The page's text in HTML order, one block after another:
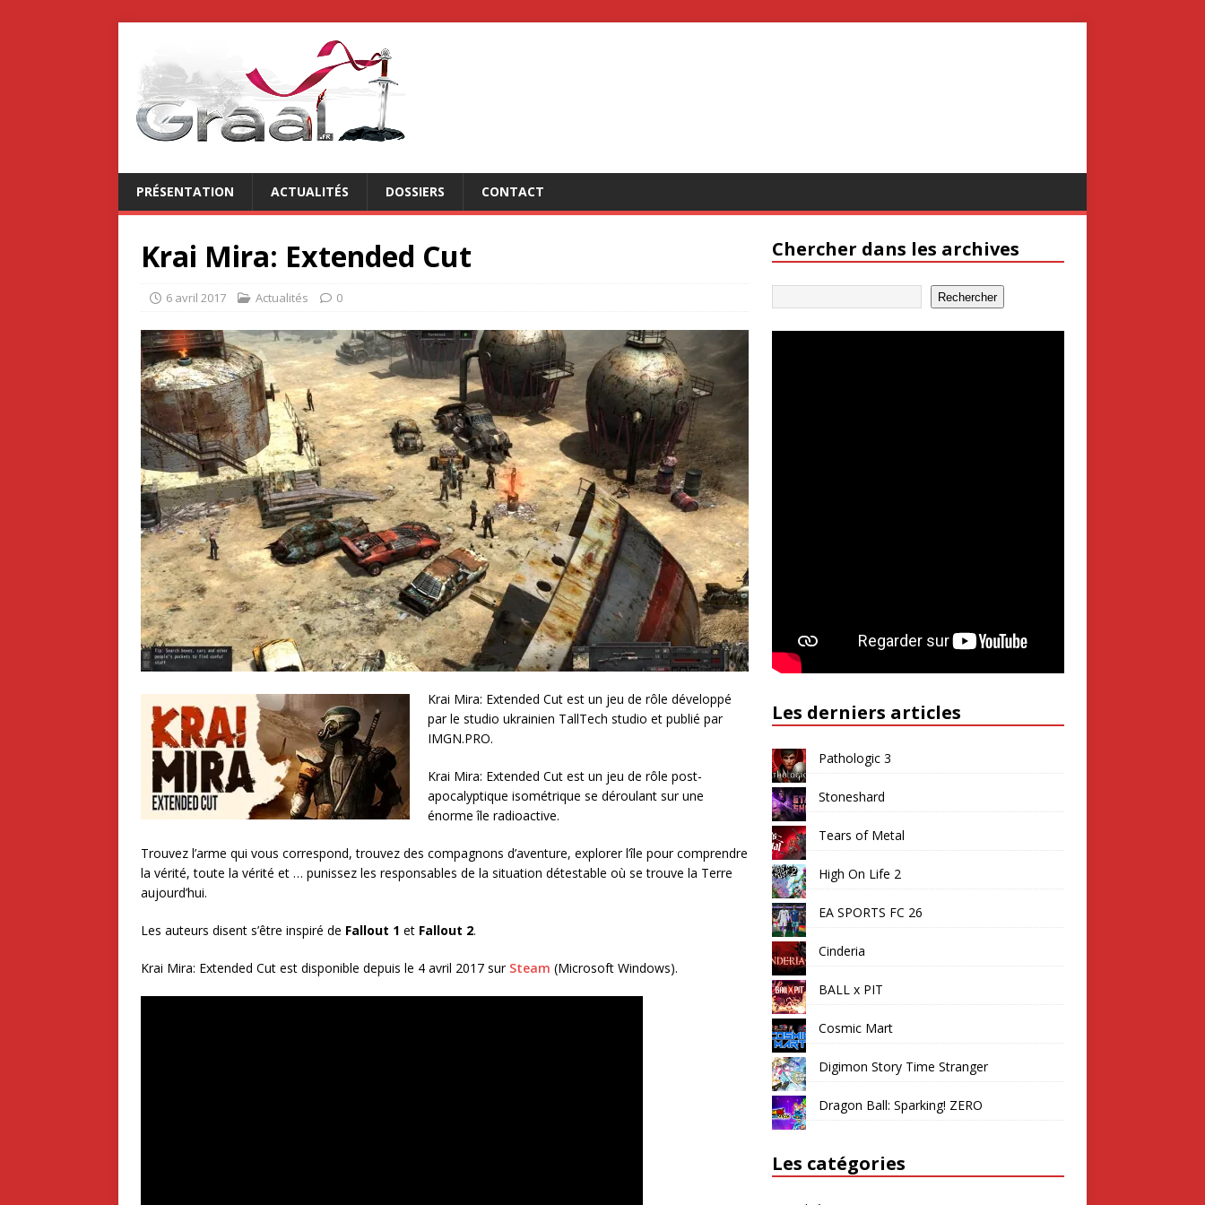
PRÉSENTATION ACTUALITÉS DOSSIERS CONTACT
Krai Mira: Extended Cut
6 avril 2017 Actualités 0
Krai Mira: Extended Cut est un jeu de rôle développé
par le studio ukrainien TallTech studio et publié par
IMGN.PRO.
Krai Mira: Extended Cut est un jeu de rôle post-
apocalyptique isométrique se déroulant sur une
énorme île radioactive.
Trouvez l’arme qui vous correspond, trouvez des compagnons d’aventure, explorer l’île pour comprendre
la vérité, toute la vérité et … punissez les responsables de la situation détestable où se trouve la Terre
aujourd’hui.
Les auteurs disent s’être inspiré de Fallout 1 et Fallout 2.
Krai Mira: Extended Cut est disponible depuis le 4 avril 2017 sur Steam (Microsoft Windows).
Chercher dans les archives
Rechercher
Les derniers articles
Pathologic 3
Stoneshard
Tears of Metal
High On Life 2
EA SPORTS FC 26
Cinderia
BALL x PIT
Cosmic Mart
Digimon Story Time Stranger
Dragon Ball: Sparking! ZERO
Les catégories